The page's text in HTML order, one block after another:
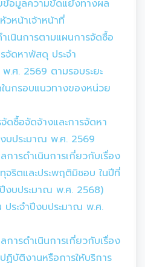
ข้อมูลความขัดแย้งทางผล
วหน้าเจ้าหน้าที่
เนินการตามแผนการจัดซื้อ
จัดหาพัสดุ ประจำ
.ศ. 2569 ตามรอบระยะ
นกรอบแนวทางของหน่วย
ดซื้อจัดจ้างและการจัดหา
บประมาณ พ.ศ. 2569
การดำเนินการเกี่ยวกับเรื่อง
จริตและประพฤติมิชอบ ในปีที่
งบประมาณ พ.ศ. 2568)
ประจำปีงบประมาณ พ.ศ.
การดำเนินการเกี่ยวกับเรื่อง
ฏิบัติงานหรือการให้บริการ